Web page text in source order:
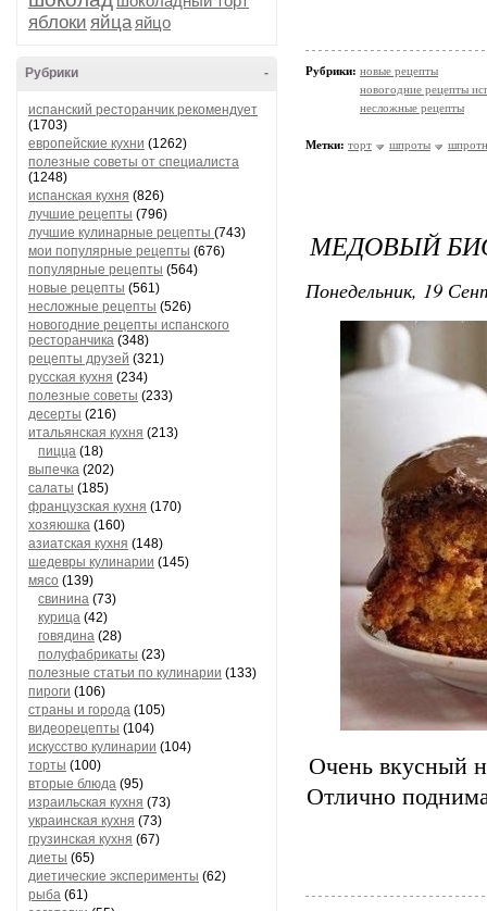
яблоки яйца яйцо
-
Рубрики
испанский ресторанчик рекомендует
(1703)
европейские кухни (1262)
полезные советы от специалиста
(1248)
испанская кухня (826)
лучшие рецепты (796)
лучшие кулинарные рецепты (743)
мои популярные рецепты (676)
популярные рецепты (564)
новые рецепты (561)
несложные рецепты (526)
новогодние рецепты испанского
ресторанчика (348)
рецепты друзей (321)
русская кухня (234)
полезные советы (233)
десерты (216)
итальянская кухня (213)
пицца (18)
выпечка (202)
салаты (185)
французская кухня (170)
хозяюшка (160)
азиатская кухня (148)
шедевры кулинарии (145)
мясо (139)
свинина (73)
курица (42)
говядина (28)
полуфабрикаты (23)
полезные статьи по кулинарии (133)
пироги (106)
страны и города (105)
видеорецепты (104)
искусство кулинарии (104)
торты (100)
вторые блюда (95)
израильская кухня (73)
украинская кухня (73)
грузинская кухня (67)
диеты (65)
диетические эксперименты (62)
рыба (61)
Рубрики: новые рецепты
новогодние рецепты
несложные рецепты
Метки: торт шпроты
МЕДОВЫЙ
Понедельник, 19
Очень вкусный
Отлично